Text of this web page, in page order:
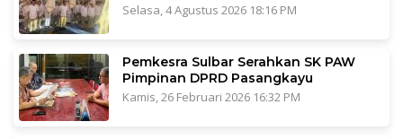
Selasa, 4 Agustus 2026 18:16 PM
Pemkesra Sulbar Serahkan SK PAW
Pimpinan DPRD Pasangkayu
Kamis, 26 Februari 2026 16:32 PM